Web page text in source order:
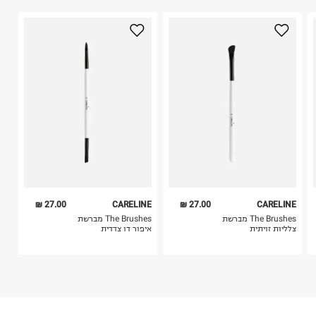
3. מוצרי טיפוח ניתן להחזיר סגורים באריזתם המקורית
בלבד. לא ניתן להחזיר לקים.
טרמינל איקס אונליין בע"מ
בית פוקס-רח' החרמון
קריית שדה התעופה
27.00 ₪
CARELINE
The Brushes מברשת
איפור דו צדדית
27.00 ₪
CARELINE
The Brushes מברשת
צלליות זויתית